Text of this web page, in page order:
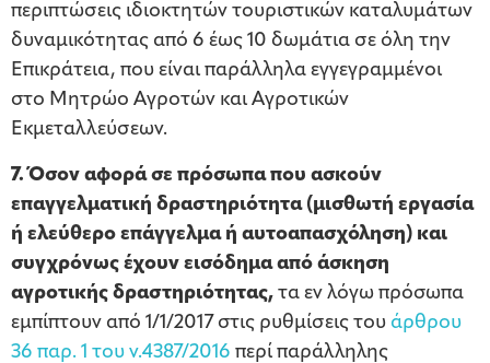
περιπτώσεις ιδιοκτητών τουριστικών καταλυμάτων
δυναμικότητας από 6 έως 10 δωμάτια σε όλη την
Επικράτεια, που είναι παράλληλα εγγεγραμμένοι
στο Μητρώο Αγροτών και Αγροτικών
Εκμεταλλεύσεων.
7. Όσον αφορά σε πρόσωπα που ασκούν
επαγγελματική δραστηριότητα (μισθωτή εργασία
ή ελεύθερο επάγγελμα ή αυτοαπασχόληση) και
συγχρόνως έχουν εισόδημα από άσκηση
αγροτικής δραστηριότητας, τα εν λόγω πρόσωπα
εμπίπτουν από 1/1/2017 στις ρυθμίσεις του άρθρου
36 παρ. 1 του ν.4387/2016 περί παράλληλης